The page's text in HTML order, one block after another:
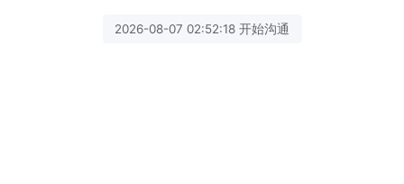
2026-08-07 02:52:18 开始沟通